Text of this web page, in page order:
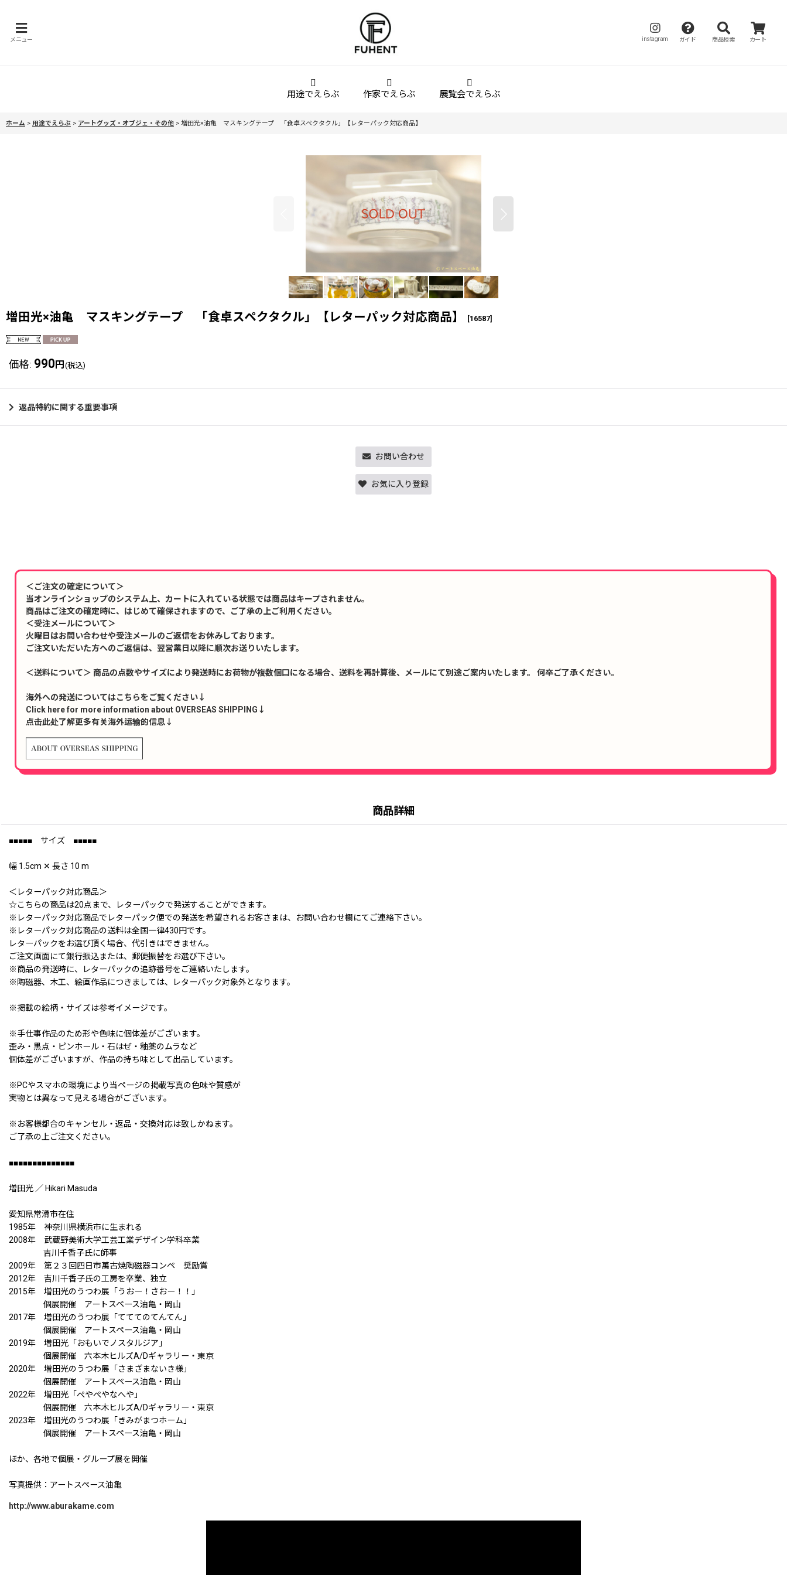
メニュー instagram ガイド 商品検索 カート
用途でえらぶ 作家でえらぶ 展覧会でえらぶ
ホーム > 用途でえらぶ > アートグッズ・オブジェ・その他 > 増田光×油亀 マスキングテープ 「食卓スペクタクル」【レターパック対応商品】
増田光×油亀 マスキングテープ 「食卓スペクタクル」【レターパック対応商品】 [16587]
価格: 990 円 (税込)
返品特約に関する重要事項
お問い合わせ
お気に入り登録
＜ご注文の確定について＞
当オンラインショップのシステム上、カートに入れている状態では商品はキープされません。
商品はご注文の確定時に、はじめて確保されますので、ご了承の上ご利用ください。
＜受注メールについて＞
火曜日はお問い合わせや受注メールのご返信をお休みしております。
ご注文いただいた方へのご返信は、翌営業日以降に順次お送りいたします。
＜送料について＞ 商品の点数やサイズにより発送時にお荷物が複数個口になる場合、送料を再計算後、メールにて別途ご案内いたします。 何卒ご了承ください。
海外への発送についてはこちらをご覧ください↓
Click here for more information about OVERSEAS SHIPPING↓
点击此处了解更多有关海外运输的信息↓
商品詳細
■■■■■ サイズ ■■■■■
幅 1.5cm ✕ 長さ 10 m
＜レターパック対応商品＞
☆こちらの商品は20点まで、レターパックで発送することができます。
※レターパック対応商品でレターパック便での発送を希望されるお客さまは、お問い合わせ欄にてご連絡下さい。
※レターパック対応商品の送料は全国一律430円です。
レターパックをお選び頂く場合、代引きはできません。
ご注文画面にて銀行振込または、郵便振替をお選び下さい。
※商品の発送時に、レターパックの追跡番号をご連絡いたします。
※陶磁器、木工、絵画作品につきましては、レターパック対象外となります。
※掲載の絵柄・サイズは参考イメージです。
※手仕事作品のため形や色味に個体差がございます。
歪み・黒点・ピンホール・石はぜ・釉薬のムラなど
個体差がございますが、作品の持ち味として出品しています。
※PCやスマホの環境により当ページの掲載写真の色味や質感が
実物とは異なって見える場合がございます。
※お客様都合のキャンセル・返品・交換対応は致しかねます。
ご了承の上ご注文ください。
■■■■■■■■■■■■■■
増田光 ／ Hikari Masuda
愛知県常滑市在住
1985年 神奈川県横浜市に生まれる
2008年 武蔵野美術大学工芸工業デザイン学科卒業
吉川千香子氏に師事
2009年 第２３回四日市萬古焼陶磁器コンペ 奨励賞
2012年 吉川千香子氏の工房を卒業、独立
2015年 増田光のうつわ展「うおー！さおー！！」
個展開催 アートスペース油亀・岡山
2017年 増田光のうつわ展「てててのてんてん」
個展開催 アートスペース油亀・岡山
2019年 増田光「おもいでノスタルジア」
個展開催 六本木ヒルズA/Dギャラリー・東京
2020年 増田光のうつわ展「さまざまないき様」
個展開催 アートスペース油亀・岡山
2022年 増田光「ぺやぺやなへや」
個展開催 六本木ヒルズA/Dギャラリー・東京
2023年 増田光のうつわ展「きみがまつホーム」
個展開催 アートスペース油亀・岡山
ほか、各地で個展・グループ展を開催
写真提供：アートスペース油亀
http://www.aburakame.com